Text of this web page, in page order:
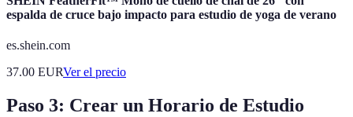
espalda de cruce bajo impacto para estudio de yoga de verano
es.shein.com
37.00 EURVer el precio
Paso 3: Crear un Horario de Estudio